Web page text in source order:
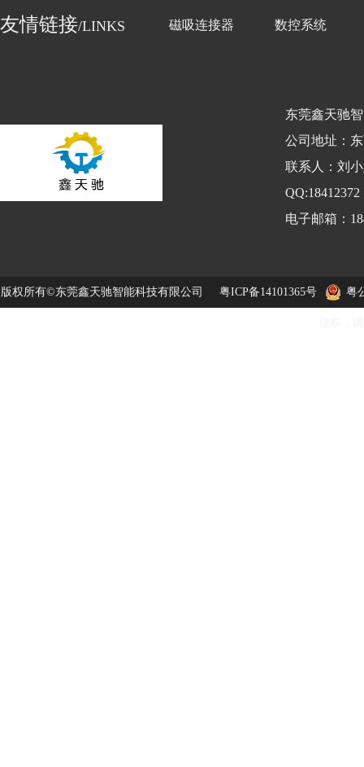
友情链接/LINKS 磁吸连接器 数控系统
东莞鑫天驰
公司地址：
联系人：刘
电子邮箱：
版权所有©东莞鑫天驰智能科技有限公司 粤ICP备14101365号 粤